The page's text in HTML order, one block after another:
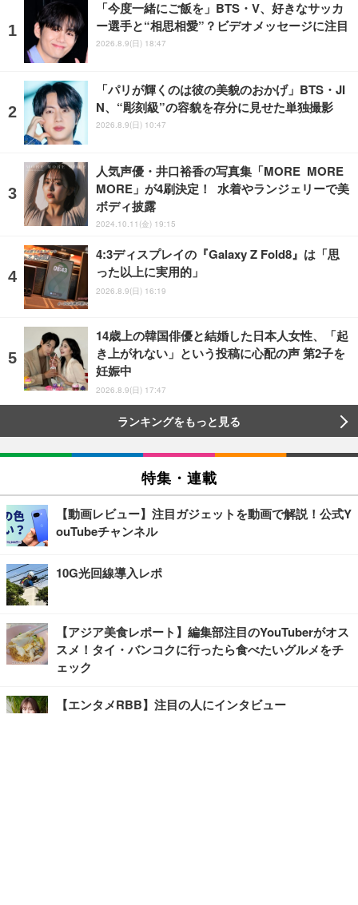
「今度一緒にご飯を」BTS・V、好きなサッカ
ー選手と“相思相愛”？ビデオメッセージに注目
2026.8.9(日) 18:47
「パリが輝くのは彼の美貌のおかげ」BTS・JI
N、“彫刻級”の容貌を存分に見せた単独撮影
2026.8.9(日) 10:47
人気声優・井口裕香の写真集「MORE MORE
MORE」が4刷決定！ 水着やランジェリーで美
ボディ披露
2024.10.11(金) 19:15
4:3ディスプレイの『Galaxy Z Fold8』は「思
った以上に実用的」
2026.8.9(日) 16:19
14歳上の韓国俳優と結婚した日本人女性、「起
き上がれない」という投稿に心配の声 第2子を
妊娠中
2026.8.9(日) 17:47
ランキングをもっと見る
特集・連載
【動画レビュー】注目ガジェットを動画で解説！公式Y
ouTubeチャンネル
10G光回線導入レポ
【アジア美食レポート】編集部注目のYouTuberがオス
スメ！タイ・バンコクに行ったら食べたいグルメをチ
ェック
【エンタメRBB】注目の人にインタビュー